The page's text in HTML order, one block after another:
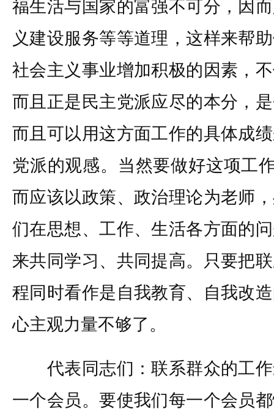
福生活与国家的富强不可分，因
义建设服务等等道理，这样来帮
社会主义事业增加积极的因素，
而且正是民主党派应尽的本分，
而且可以用这方面工作的具体成
党派的观感。当然要做好这项工
而应该以政策、政治理论为老师
们在思想、工作、生活各方面的
来共同学习、共同提高。只要把
程同时看作是自我教育、自我改
心主观力量不够了。
代表同志们：联系群众的工作
一个会员。要使我们每一个会员